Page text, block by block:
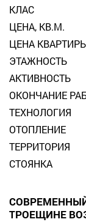
КЛАС
ЦЕНА, КВ.М.
ЦЕНА
ЭТАЖНОСТЬ
АКТИВНОСТЬ
ОКОНЧАНИЕ
ТЕХНОЛОГИЯ
ОТОПЛЕНИЕ
ТЕРРИТОРИЯ
СТОЯНКА
ТРОЕЩИНЕ